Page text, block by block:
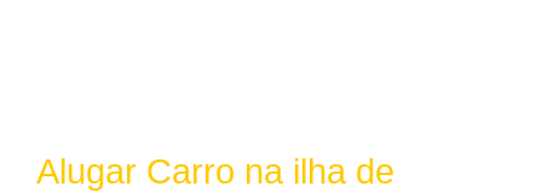
Alugar Carro na ilha de